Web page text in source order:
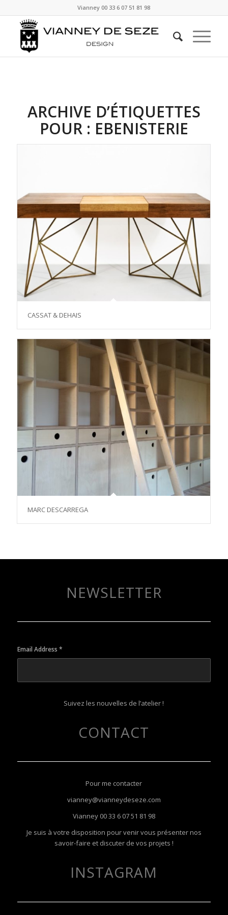
Vianney00 33 6 07 51 81 98
ARCHIVE D’ÉTIQUETTES
POUR : EBENISTERIE
CASSAT & DEHAIS
MARC DESCARREGA
NEWSLETTER
Email Address *
Suivez les nouvelles de l’atelier !
CONTACT
Pour me contacter
vianney@vianneydeseze.com
Vianney 00 33 6 07 51 81 98
Je suis à votre disposition pour venir vous présenter nos
savoir-faire et discuter de vos projets !
INSTAGRAM